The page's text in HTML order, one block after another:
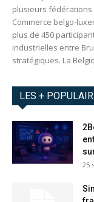
plusieurs fédérations
Commerce belgo-
plus de 450
industrielles entre
stratégiques. La
LES +
25